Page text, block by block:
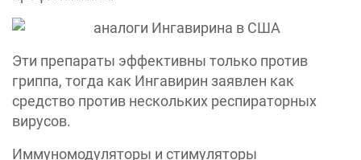
Эти препараты эффективны только против
гриппа, тогда как Ингавирин заявлен как
средство против нескольких респираторных
вирусов.
Иммуномодуляторы и стимуляторы